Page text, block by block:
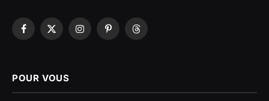
Facebook
X
InstagramPinterestThreads
POUR VOUS